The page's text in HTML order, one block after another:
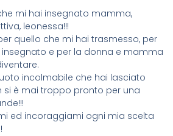
mi hai insegnato mamma,
leonessa!!!
quello che mi hai trasmesso, per
e per la donna e mamma
incolmabile che hai lasciato
si è mai troppo pronto per una
ed incoraggiami ogni mia scelta